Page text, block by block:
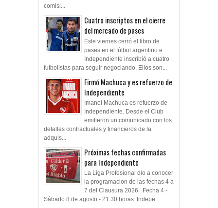
comisi...
Cuatro inscriptos en el cierre
del mercado de pases
Este viernes cerró el libro de
pases en el fútbol argentino e
Independiente inscribió a cuatro
futbolistas para seguir negociando. Ellos son...
Firmó Machuca y es refuerzo de
Independiente
Imanol Machuca es refuerzo de
Independiente. Desde el Club
emitieron un comunicado con los
detalles contractuales y financieros de la
adquis...
Próximas fechas confirmadas
para Independiente
La Liga Profesional dio a conocer
la programacion de las fechas 4 a
7 del Clausura 2026. Fecha 4 -
Sábado 8 de agosto - 21.30 horas Indepe...